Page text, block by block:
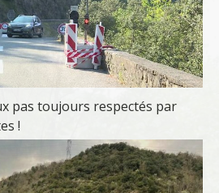
pas toujours respectés par
!